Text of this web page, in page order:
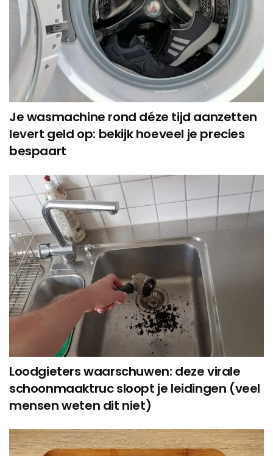
Je wasmachine rond déze tijd aanzetten
levert geld op: bekijk hoeveel je precies
bespaart
Loodgieters waarschuwen: deze virale
schoonmaaktruc sloopt je leidingen (veel
mensen weten dit niet)